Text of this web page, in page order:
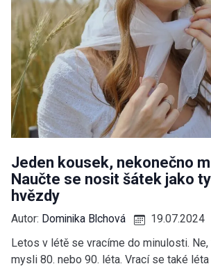
Jeden kousek, nekonečno
Naučte se nosit šátek jako
hvězdy
Autor: Dominika Blchová
19.07.2024
Letos v létě se vracíme do minulosti.
mysli 80. nebo 90. léta. Vrací se také